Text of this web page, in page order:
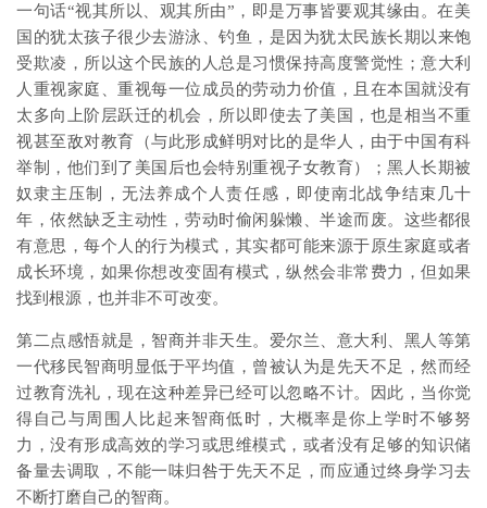
一句话“视其所以、观其所由”，即是万事皆要观其缘由。在美
国的犹太孩子很少去游泳、钓鱼，是因为犹太民族长期以来饱
受欺凌，所以这个民族的人总是习惯保持高度警觉性；意大利
人重视家庭、重视每一位成员的劳动力价值，且在本国就没有
太多向上阶层跃迁的机会，所以即使去了美国，也是相当不重
视甚至敌对教育（与此形成鲜明对比的是华人，由于中国有科
举制，他们到了美国后也会特别重视子女教育）；黑人长期被
奴隶主压制，无法养成个人责任感，即使南北战争结束几十
年，依然缺乏主动性，劳动时偷闲躲懒、半途而废。这些都很
有意思，每个人的行为模式，其实都可能来源于原生家庭或者
成长环境，如果你想改变固有模式，纵然会非常费力，但如果
找到根源，也并非不可改变。
第二点感悟就是，智商并非天生。爱尔兰、意大利、黑人等第
一代移民智商明显低于平均值，曾被认为是先天不足，然而经
过教育洗礼，现在这种差异已经可以忽略不计。因此，当你觉
得自己与周围人比起来智商低时，大概率是你上学时不够努
力，没有形成高效的学习或思维模式，或者没有足够的知识储
备量去调取，不能一味归咎于先天不足，而应通过终身学习去
不断打磨自己的智商。